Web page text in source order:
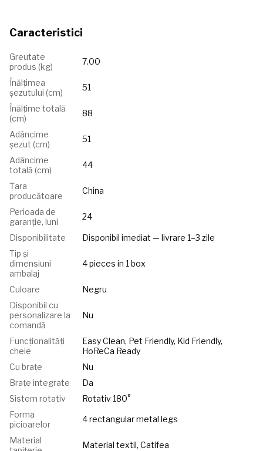
Caracteristici
Greutate
produs (kg)
7.00
Înălțimea
șezutului (сm)
51
Înălțime totală
(cm)
88
Adâncime
șezut (cm)
51
Adâncime
totală (cm)
44
Țara
producătoare
China
Perioada de
garanție, luni
24
Disponibilitate
Disponibil imediat — livrare 1–3 zile
Tip și
dimensiuni
ambalaj
4 pieces in 1 box
Culoare
Negru
Disponibil cu
personalizare la
comandă
Nu
Funcționalități
cheie
Easy Clean, Pet Friendly, Kid Friendly,
HoReCa Ready
Cu brațe
Nu
Brațe integrate
Da
Sistem rotativ
Rotativ 180°
Forma
picioarelor
4 rectangular metal legs
Material
Material textil, Catifea